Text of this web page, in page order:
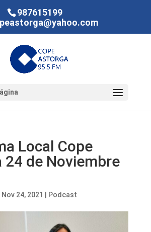
987615199
Local Cope
24 de Noviembre
Nov 24, 2021 Podcast